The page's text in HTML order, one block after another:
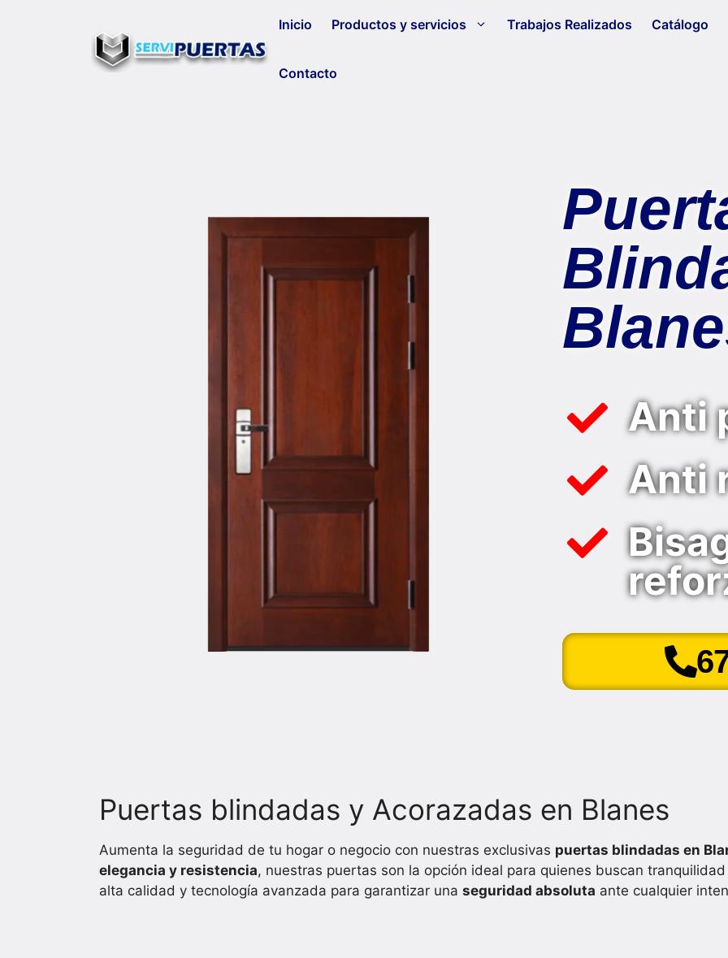
Inicio Productos y servicios Trabajos Realizados Catálogo
Contacto
Anti
Anti
Puertas blindadas y Acorazadas en Blanes
Aumenta la seguridad de tu hogar o negocio con nuestras exclusivas puertas blindadas en
elegancia y resistencia, nuestras puertas son la opción ideal para quienes buscan
alta calidad y tecnología avanzada para garantizar una seguridad absoluta ante cualquier